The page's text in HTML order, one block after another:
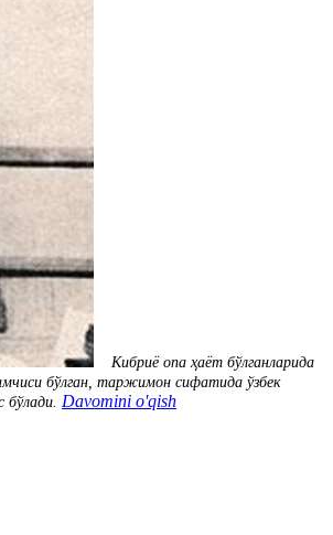
Кибриё опа ҳаёт бўлганларида
бўлган, таржимон сифатида ўзбек
Davomini o'qish